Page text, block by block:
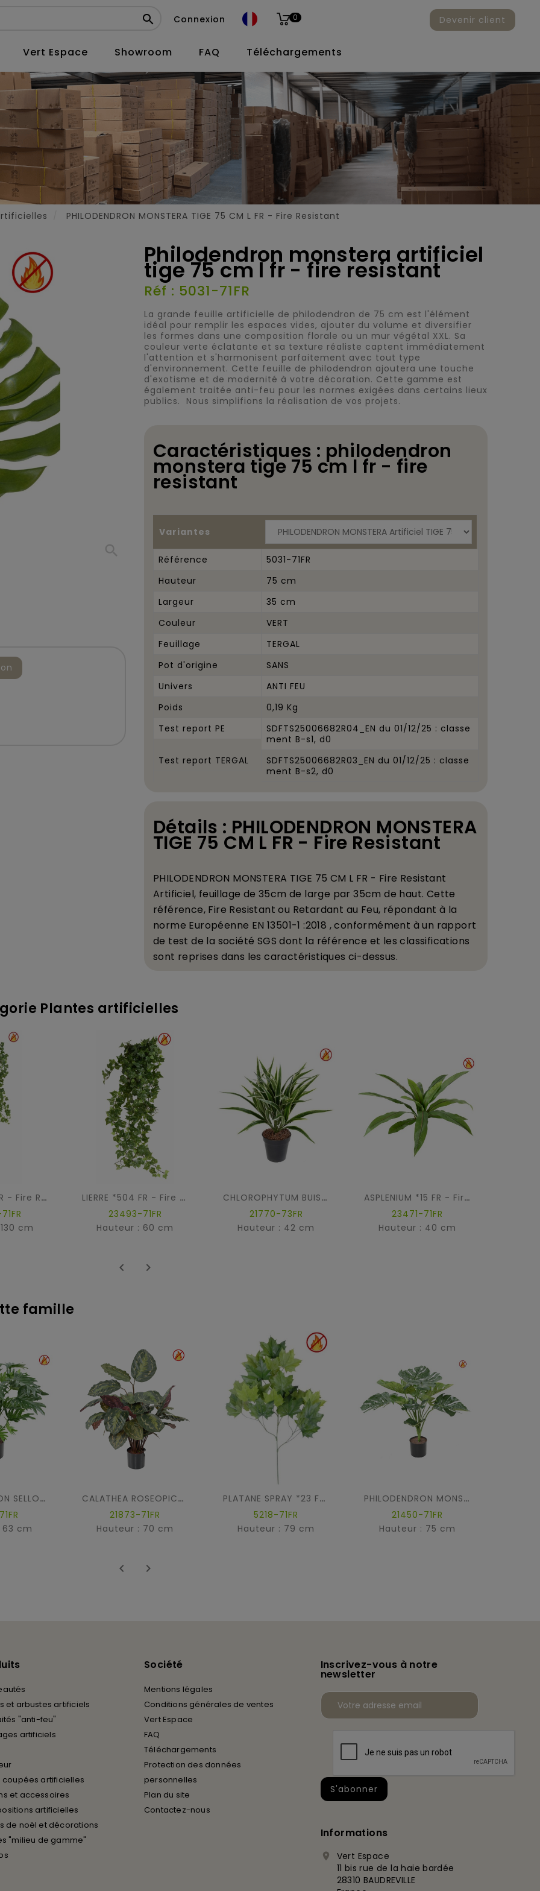
 Connexion 0
Vert Espace Showroom FAQ Téléchargements
Devenir client
PHILODENDRON MONSTERA TIGE 75 CM L FR - Fire Resistant
search
Philodendron monstera artificiel
tige 75 cm l fr - fire resistant
Réf : 5031-71FR
La grande feuille artificielle de philodendron de 75 cm est l'élément
idéal pour remplir les espaces vides, ajouter du volume et diversifier
les formes dans une composition florale ou un mur végétal XXL. Sa
couleur verte éclatante et sa texture réaliste captent immédiatement
l'attention et s'harmonisent parfaitement avec tout type
d'environnement. Cette feuille de philodendron ajoutera une touche
d'exotisme et de modernité à votre décoration. Cette gamme est
également traitée anti-feu pour les normes exigées dans certains lieux
publics. Nous simplifions la réalisation de vos projets.
Caractéristiques : philodendron
monstera tige 75 cm l fr - fire
resistant
Variantes
Référence
5031-71FR
Hauteur
75 cm
Largeur
35 cm
Couleur
VERT
Feuillage
TERGAL
Pot d'origine
SANS
Univers
ANTI FEU
Poids
0,19 Kg
Test report PE
SDFTS25006682R04_EN du 01/12/25 : classe
ment B-s1, d0
Test report TERGAL
SDFTS25006682R03_EN du 01/12/25 : classe
ment B-s2, d0
Détails : PHILODENDRON MONSTERA
TIGE 75 CM L FR - Fire Resistant
PHILODENDRON MONSTERA TIGE 75 CM L FR - Fire Resistant
Artificiel, feuillage de 35cm de large par 35cm de haut. Cette
référence, Fire Resistant ou Retardant au Feu, répondant à la
norme Européenne EN 13501-1 :2018 , conformément à un rapport
de test de la société SGS dont la référence et les classifications
sont reprises dans les caractéristiques ci-dessus.
Plantes artificielles
LIERRE *801 FR - Fire Resistant
cm
LIERRE *504 FR - Fire Resistant
23493-71FR
Hauteur : 60 cm
CHLOROPHYTUM BUISSON FR - Fire Resistant
21770-73FR
Hauteur : 42 cm
ASPLENIUM *15 FR - Fire Resistant
23471-71FR
Hauteur : 40 cm
 
famille
PHILODENDRON SELLOUM 63CM FR - Fire Resistant
63 cm
CALATHEA ROSEOPICTA FR - Fire Resistant
21873-71FR
Hauteur : 70 cm
PLATANE SPRAY *23 FR - Fire Resistant
5218-71FR
Hauteur : 79 cm
PHILODENDRON MONSTERA GEANT *13 75CM FR - Fire Resistant
21450-71FR
Hauteur : 75 cm
 
et arbustes artificiels
"anti-feu"
artificiels
coupées artificielles
et accessoires
artificielles
de noël et décorations
"milieu de gamme"
Société
Mentions légales
Conditions générales de ventes
Vert Espace
FAQ
Téléchargements
Protection des données
personnelles
Plan du site
Contactez-nous
Inscrivez-vous à notre
newsletter
Informations

Vert Espace
11 bis rue de la haie bardée
28310 BAUDREVILLE